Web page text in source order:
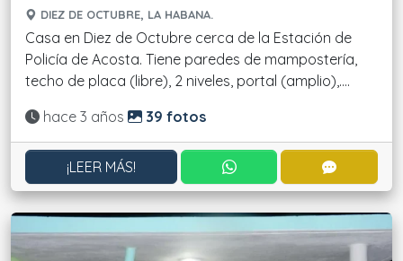
DIEZ DE OCTUBRE, LA HABANA.
Casa en Diez de Octubre cerca de la Estación de
Policía de Acosta. Tiene paredes de mampostería,
techo de placa (libre), 2 niveles, portal (amplio),....
Actualizado:
hace 3 años 39 fotos
¡LEER MÁS! CONTACTAR POR